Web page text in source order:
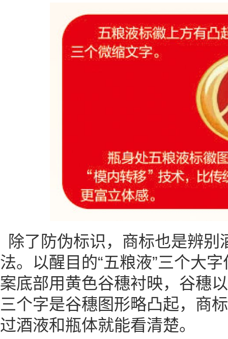
除了防伪标识，商标也是辨
法。以醒目的“五粮液”三个大
案底部用黄色谷穗衬映，谷穗
三个字是谷穗图形略凸起，商
过酒液和瓶体就能看清楚。